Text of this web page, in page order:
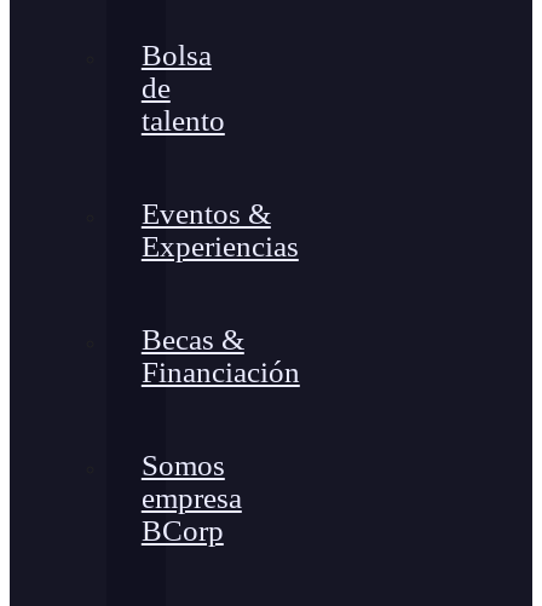
Bolsa
de
talento
Eventos &
Experiencias
Becas &
Financiación
Somos
empresa
BCorp